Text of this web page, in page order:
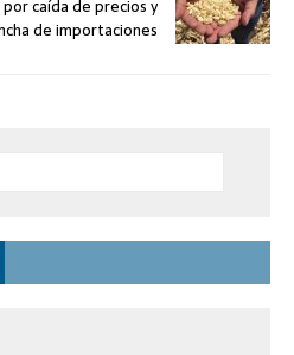
caída de precios y
de importaciones